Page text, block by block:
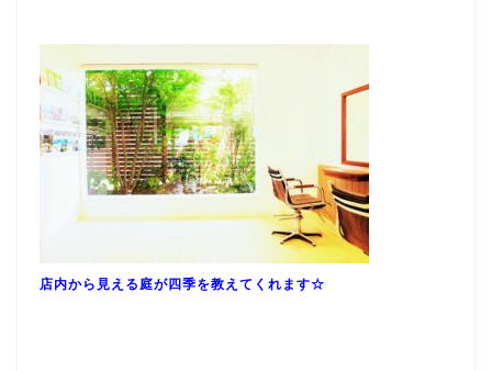
店内から見える庭が四季を教えてくれます☆